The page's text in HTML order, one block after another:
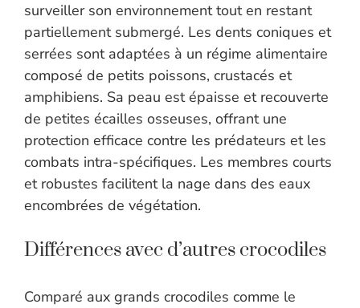
surveiller son environnement tout en restant
partiellement submergé. Les dents coniques et
serrées sont adaptées à un régime alimentaire
composé de petits poissons, crustacés et
amphibiens. Sa peau est épaisse et recouverte
de petites écailles osseuses, offrant une
protection efficace contre les prédateurs et les
combats intra-spécifiques. Les membres courts
et robustes facilitent la nage dans des eaux
encombrées de végétation.
Différences avec d’autres crocodiles
Comparé aux grands crocodiles comme le